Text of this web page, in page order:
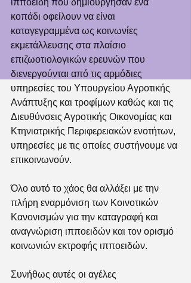
ιπποειδή που δημιούργησαν ένα
κοπάδι οφείλουν να είναι
καταγεγραμμένα ως κοινωνίες
εκμετάλλευσης στα πλαίσιο
επιζωοτιολογικών ερευνών που
διενεργούνται από τις αρμόδιες
υπηρεσίες του Υπουργείου Αγροτικής
Ανάπτυξης και τροφίμων καθώς και τις
Διευθύνσεις Αγροτικής Οικονομίας και
Κτηνιατρικής Περιφερειακών ενοτήτων,
υπηρεσίες με τις οποίες συστήνουμε να
επικοινωνούν.
Όλο αυτό το χάος θα αλλάξει με την
πλήρη εναρμόνιση των Κοινοτικών
Κανονισμών για την καταγραφή και
αναγνώριση ιπποειδών και τον ορισμό
κοινωνιών εκτροφής ιπποειδών.
Συνήθως αυτές οι αγέλες